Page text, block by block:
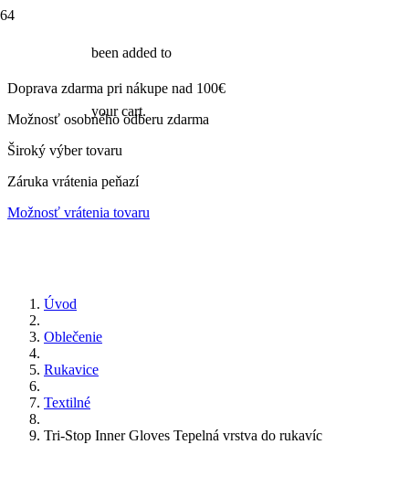
been added to
your cart.
Doprava zdarma pri nákupe nad 100€
Možnosť osobného odberu zdarma
Široký výber tovaru
Záruka vrátenia peňazí
Možnosť vrátenia tovaru
Úvod
Oblečenie
Rukavice
Textilné
Tri-Stop Inner Gloves Tepelná vrstva do rukavíc